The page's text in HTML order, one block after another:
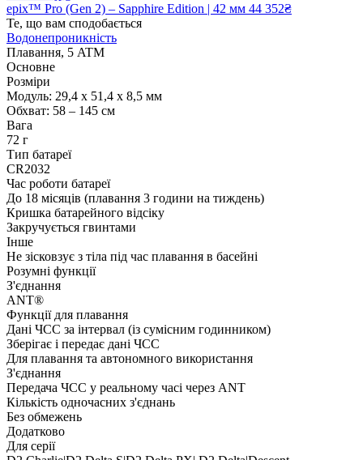
epix™ Pro (Gen 2) – Sapphire Edition | 42 мм 44 352₴
Те, що вам сподобається
Водонепроникність
Плавання, 5 ATM
Основне
Розміри
Модуль: 29,4 x 51,4 x 8,5 мм
Обхват: 58 – 145 см
Вага
72 г
Тип батареї
CR2032
Час роботи батареї
До 18 місяців (плавання 3 години на тиждень)
Кришка батарейного відсіку
Закручується гвинтами
Інше
Не зісковзує з тіла під час плавання в басейні
Розумні функції
З'єднання
ANT®
Функції для плавання
Дані ЧСС за інтервал (із сумісним годинником)
Зберігає і передає дані ЧСС
Для плавання та автономного використання
З'єднання
Передача ЧСС у реальному часі через ANT
Кількість одночасних з'єднань
Без обмежень
Додатково
Для серії